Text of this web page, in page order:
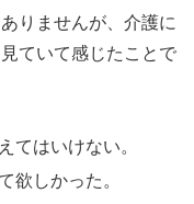
りませんが、介護に
ていて感じたことで
てはいけない。
欲しかった。